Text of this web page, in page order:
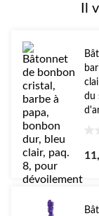
Il
du
sur